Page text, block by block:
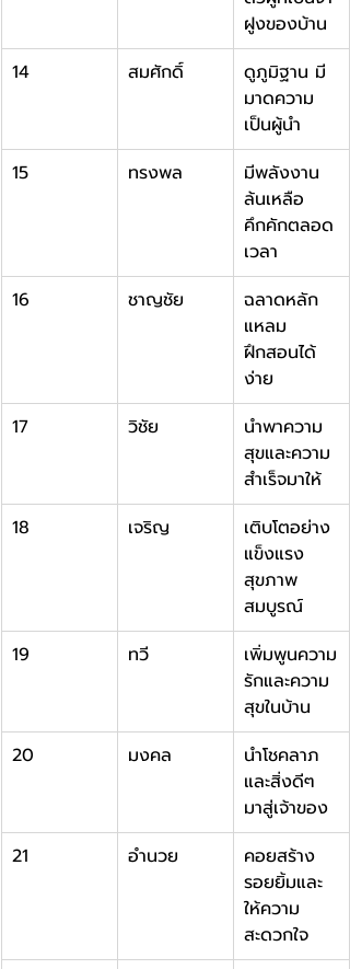
ฝูงของบ้าน
14
สมศักดิ์
ดูภูมิฐาน มี
มาดความ
เป็นผู้นำ
15
ทรงพล
มีพลังงาน
ล้นเหลือ
คึกคักตลอด
เวลา
16
ชาญชัย
ฉลาดหลัก
แหลม
ฝึกสอนได้
ง่าย
17
วิชัย
นำพาความ
สุขและความ
สำเร็จมาให้
18
เจริญ
เติบโตอย่าง
แข็งแรง
สุขภาพ
สมบูรณ์
19
ทวี
เพิ่มพูนความ
รักและความ
สุขในบ้าน
20
มงคล
นำโชคลาภ
และสิ่งดีๆ
มาสู่เจ้าของ
21
อำนวย
คอยสร้าง
รอยยิ้มและ
ให้ความ
สะดวกใจ